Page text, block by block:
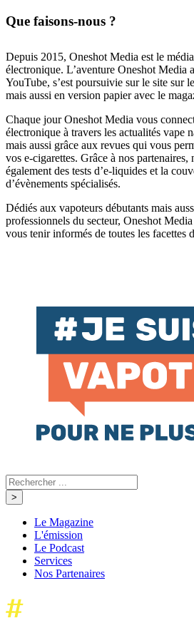
Que faisons-nous ?
Depuis 2015, Oneshot Media est le
électronique. L’aventure Oneshot Media
YouTube, s’est poursuivie sur le site sur
mais aussi en version papier avec le
Chaque jour Oneshot Media vous
électronique à travers les actualités vape
mais aussi grâce aux revues qui vous
vos e-cigarettes. Grâce à nos partenaires,
également des tests d’e-liquides et la
d’évènements spécialisés.
Dédiés aux vapoteurs débutants mais
professionnels du secteur, Oneshot
vous tenir informés de toutes les facettes
Le Magazine
L'émission
Le Podcast
Services
Nos Partenaires